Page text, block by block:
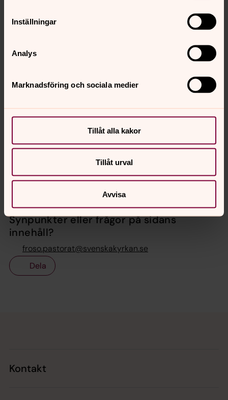
Inställningar
Analys
Marknadsföring och sociala medier
Tillåt alla kakor
Tillåt urval
Avvisa
församling
063-16 11 50
E-post:froso.pastorat@svenskakyrkan.se
Senast ändrad 19 november 2019
Synpunkter eller frågor på sidans
innehåll?
froso.pastorat@svenskakyrkan.se
Dela
Kontakt